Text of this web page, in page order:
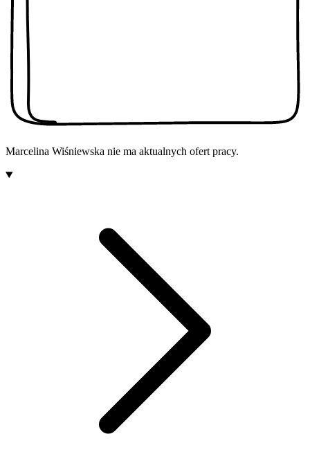
Marcelina Wiśniewska nie ma aktualnych ofert pracy.